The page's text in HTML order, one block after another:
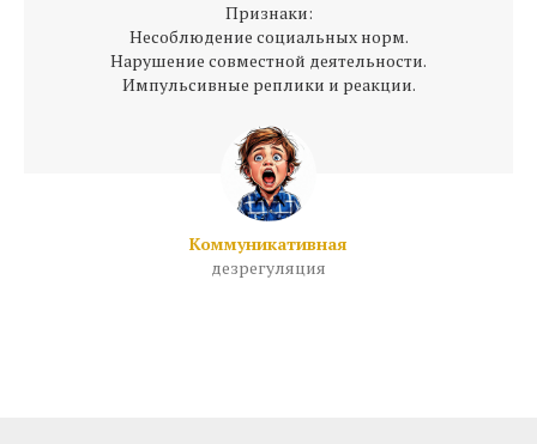
Признаки:
Несоблюдение социальных норм.
Нарушение совместной деятельности.
Импульсивные реплики и реакции.
Коммуникативная
дезрегуляция